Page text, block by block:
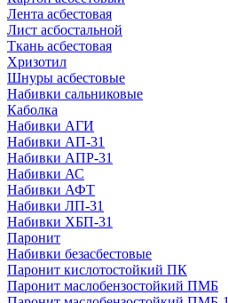
Лента асбестовая
Лист асбостальной
Ткань асбестовая
Хризотил
Шнуры асбестовые
Набивки сальниковые
Каболка
Набивки АГИ
Набивки АП-31
Набивки АПР-31
Набивки АС
Набивки АФТ
Набивки ЛП-31
Набивки ХБП-31
Паронит
Набивки безасбестовые
Паронит кислотостойкий ПК
Паронит маслобензостойкий ПМБ